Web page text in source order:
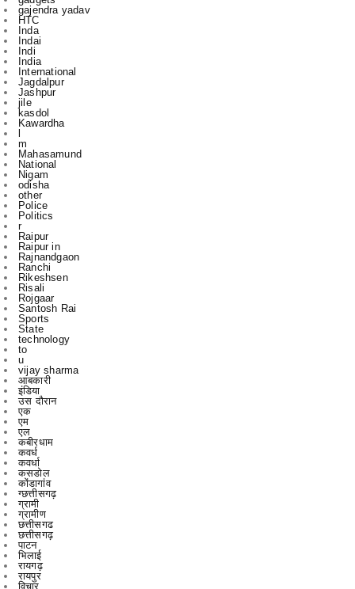
Indi
India
International
Jagdalpur
Jashpur
jile
kasdol
Kawardha
l
m
Mahasamund
National
Nigam
odisha
other
Police
Politics
r
Raipur
Raipur in
Rajnandgaon
Ranchi
Rikeshsen
Risali
Rojgaar
Santosh Rai
Sports
State
technology
to
u
vijay sharma
आबकारी
इंडिया
उस दौरान
एक
एम
एल
कबीरधाम
कवर्ध
कवर्धा
कसडोल
कोंडागांव
ग्छत्तीसगढ़
ग्रामी
ग्रामीण
छत्तीसगढ
छत्तीसगढ़
पाटन
भिलाई
रायगढ़
रायपुर
विचार
विचार मंथन
विचारमंथन
शहर
शहरChhattisgarrh